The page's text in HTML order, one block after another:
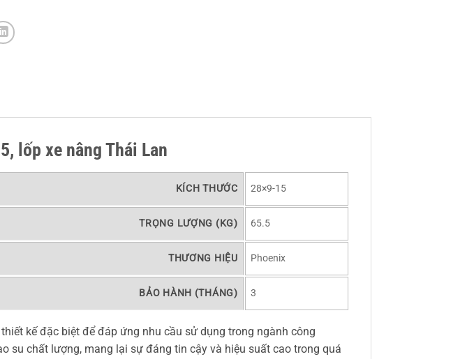
lốp xe nâng Thái Lan
KÍCH THƯỚC 28×9-15
TRỌNG LƯỢNG (KG) 65.5
THƯƠNG HIỆU Phoenix
BẢO HÀNH (THÁNG) 3
kế đặc biệt để đáp ứng nhu cầu sử dụng trong ngành công
su chất lượng, mang lại sự đáng tin cậy và hiệu suất cao trong quá